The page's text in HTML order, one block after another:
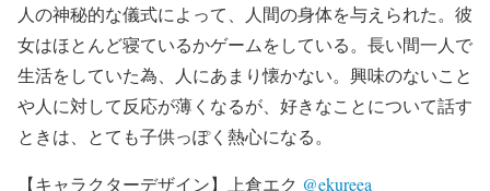
人の神秘的な儀式によって、人間の身体を与えられた。彼
女はほとんど寝ているかゲームをしている。長い間一人で
生活をしていた為、人にあまり懐かない。興味のないこと
や人に対して反応が薄くなるが、好きなことについて話す
ときは、とても子供っぽく熱心になる。
【キャラクターデザイン】上倉エク @ekureea